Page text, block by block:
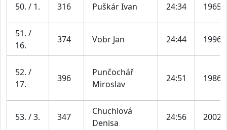
50. / 1. 316 Puškár Ivan 24:34 1965
51. /
16.
374 Vobr Jan 24:44 1996
52. /
17.
396
Punčochář
Miroslav
24:51 1986
53. / 3. 347
Chuchlová
Denisa
24:56 2002